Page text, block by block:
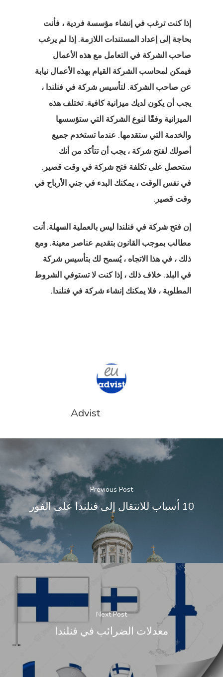
إذا كنت ترغب في إنشاء مؤسسة فردية ، فأنت
بحاجة إلى إعداد المستندات اللازمة. إذا لم يرغب
صاحب الشركة في التعامل مع هذه الأعمال
فيمكن لمحاسب الشركة القيام بهذه الأعمال نيابة
عن صاحب الشركة. لتأسيس شركة في فنلندا ،
يجب أن يكون لديك ميزانية كافية. تختلف هذه
الميزانية وفقًا لنوع الشركة التي ستؤسسها
والخدمة التي ستقدمها. عندما تستخدم جميع
أصولك لفتح شركة ، يجب أن تتأكد من أنك
ستحصل على تكلفة فتح شركة في وقت قصير.
في نفس الوقت ، يمكنك البدء في جني الأرباح في
وقت قصير.
إن فتح شركة في فنلندا ليس بالعملية السهلة. أنت
مطالب بموجب القانون بتقديم عناصر معينة. ومع
ذلك ، في هذا الاتجاه ، يُسمح لك بتأسيس شركة
في البلد. خلاف ذلك ، إذا كنت لا تستوفي الشروط
المطلوبة ، فلا يمكنك إنشاء شركة في فنلندا.
Advist
Previous Post
10 أسباب للانتقال إلى فنلندا على الفور
Next Post
معدلات الضرائب في فنلندا
عن
الدفع فشلت
أسعار الوكيل
الدولة التي
لها؟
إستونيا
في تركيا